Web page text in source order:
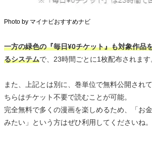
Photo by マイナビおすすめナビ
一方の緑色の『毎日¥0チケット』も対象作品
るシステムで、23時間ごとに1枚配布されます
また、上記とは別に、巻単位で無料公開され
ちらはチケット不要で読むことが可能。
完全無料で多くの漫画を楽しめるため、「お
みたい」という方はぜひ利用してくださいね。